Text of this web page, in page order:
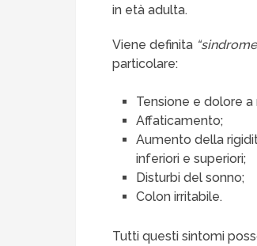
in età adulta.
Viene definita
particolare:
Tensione e dolore
Affaticamento;
Aumento della
inferiori e superiori;
Disturbi del sonno;
Colon irritabile.
Tutti questi sintomi